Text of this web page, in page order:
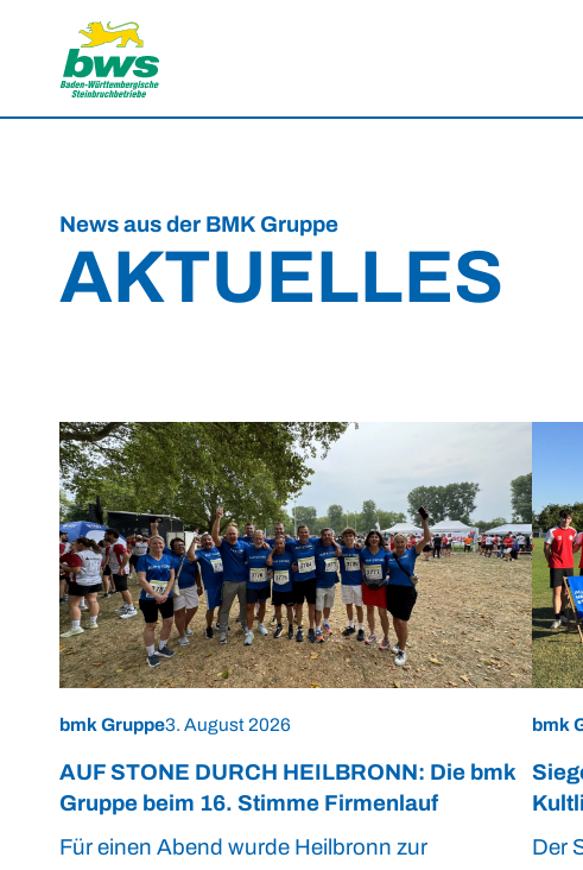
News aus der BMK Gruppe
AKTUELLES
bmk Gruppe3. August 2026
AUF STONE DURCH HEILBRONN: Die bmk
Gruppe beim 16. Stimme Firmenlauf
Für einen Abend wurde Heilbronn zur
bmk
Der